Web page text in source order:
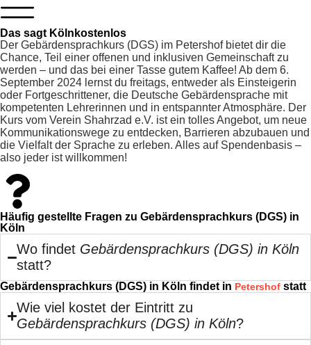
Das sagt Kölnkostenlos
Der Gebärdensprachkurs (DGS) im Petershof bietet dir die
Chance, Teil einer offenen und inklusiven Gemeinschaft zu
werden – und das bei einer Tasse gutem Kaffee! Ab dem 6.
September 2024 lernst du freitags, entweder als Einsteigerin
oder Fortgeschrittener, die Deutsche Gebärdensprache mit
kompetenten Lehrerinnen und in entspannter Atmosphäre. Der
Kurs vom Verein Shahrzad e.V. ist ein tolles Angebot, um neue
Kommunikationswege zu entdecken, Barrieren abzubauen und
die Vielfalt der Sprache zu erleben. Alles auf Spendenbasis –
also jeder ist willkommen!
Häufig gestellte Fragen zu Gebärdensprachkurs (DGS) in
Köln
Wo findet Gebärdensprachkurs (DGS) in Köln
statt?
Gebärdensprachkurs (DGS) in Köln findet in Petershof statt
Wie viel kostet der Eintritt zu
Gebärdensprachkurs (DGS) in Köln?